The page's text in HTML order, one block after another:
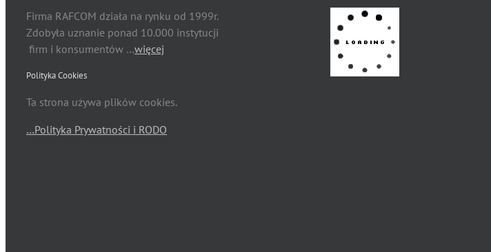
Firma RAFCOM działa na rynku od 1999r.
Zdobyła uznanie ponad 10.000 instytucji
firm i konsumentów …więcej
Polityka Cookies
Ta strona używa plików cookies.
…Polityka Prywatności i RODO